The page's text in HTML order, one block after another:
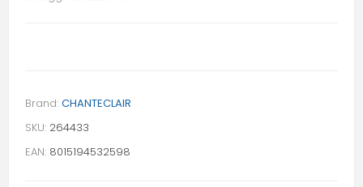
Brand: CHANTECLAIR
SKU: 264433
EAN: 8015194532598